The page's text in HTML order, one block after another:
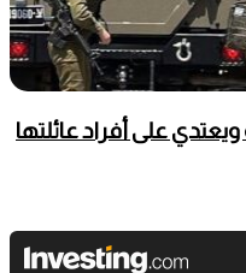
على أفراد عائلتها